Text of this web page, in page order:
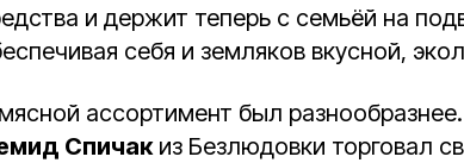
и держит теперь с семьёй на
себя и земляков вкусной,
ассортимент был
Спичакиз Безлюдовки торговал